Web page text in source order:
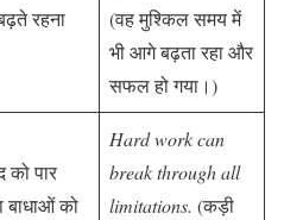
रहना
(वह मुश्किल समय में
भी आगे बढ़ता रहा और
सफल हो गया।)
को पार
बाधाओं को
Hard work can
break through all
limitations. (कड़ी